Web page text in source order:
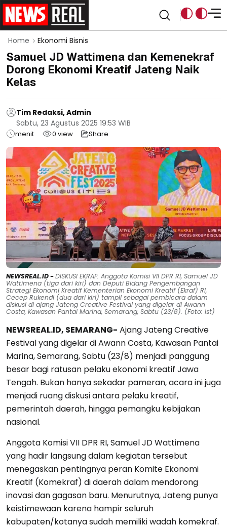
Home Ekonomi Bisnis
Samuel JD Wattimena dan Kemenekraf
Dorong Ekonomi Kreatif Jateng Naik
Kelas
Tim Redaksi, Admin
Sabtu, 23 Agustus 2025 19:53 WIB
menit 0 view Share
NEWSREAL.ID -DISKUSI EKRAF: Anggota Komisi VII DPR RI, Samuel JD
Wattimena (tiga dari kiri) dan Deputi Bidang Pengembangan
Strategi Ekonomi Kreatif Kementerian Ekonomi Kreatif (Ekraf) RI,
Cecep Rukendi (dua dari kiri) tampil sebagai pembicara dalam
diskusi di ajang Jateng Creative Festival yang digelar di Awann
Costa, Kawasan Pantai Marina, Semarang, Sabtu (23/8). (Foto: Ist)
NEWSREAL.ID, SEMARANG- Ajang Jateng Creative
Festival yang digelar di Awann Costa, Kawasan Pantai
Marina, Semarang, Sabtu (23/8) menjadi panggung
besar bagi ratusan pelaku ekonomi kreatif Jawa
Tengah. Bukan hanya sekadar pameran, acara ini juga
menjadi ruang diskusi antara pelaku kreatif,
pemerintah daerah, hingga pemangku kebijakan
nasional.
Anggota Komisi VII DPR RI, Samuel JD Wattimena
yang hadir langsung dalam kegiatan tersebut
menegaskan pentingnya peran Komite Ekonomi
Kreatif (Komekraf) di daerah dalam mendorong
inovasi dan gagasan baru. Menurutnya, Jateng punya
keistimewaan karena hampir seluruh
kabupaten/kotanya sudah memiliki wadah komekraf.